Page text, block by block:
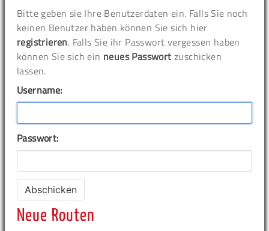
Bitte geben sie Ihre Benutzerdaten ein. Falls Sie noch
keinen Benutzer haben können Sie sich hier
registrieren. Falls Sie ihr Passwort vergessen haben
können Sie sich ein neues Passwort zuschicken
lassen.
Username:
Passwort:
Neue Routen